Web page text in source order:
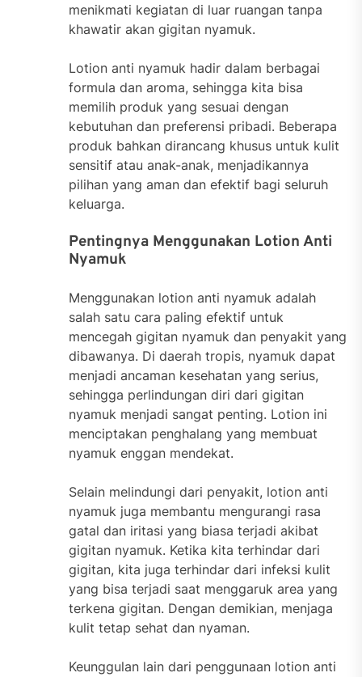
menikmati kegiatan di luar ruangan tanpa
khawatir akan gigitan nyamuk.
Lotion anti nyamuk hadir dalam berbagai
formula dan aroma, sehingga kita bisa
memilih produk yang sesuai dengan
kebutuhan dan preferensi pribadi. Beberapa
produk bahkan dirancang khusus untuk kulit
sensitif atau anak-anak, menjadikannya
pilihan yang aman dan efektif bagi seluruh
keluarga.
Pentingnya Menggunakan Lotion Anti
Nyamuk
Menggunakan lotion anti nyamuk adalah
salah satu cara paling efektif untuk
mencegah gigitan nyamuk dan penyakit yang
dibawanya. Di daerah tropis, nyamuk dapat
menjadi ancaman kesehatan yang serius,
sehingga perlindungan diri dari gigitan
nyamuk menjadi sangat penting. Lotion ini
menciptakan penghalang yang membuat
nyamuk enggan mendekat.
Selain melindungi dari penyakit, lotion anti
nyamuk juga membantu mengurangi rasa
gatal dan iritasi yang biasa terjadi akibat
gigitan nyamuk. Ketika kita terhindar dari
gigitan, kita juga terhindar dari infeksi kulit
yang bisa terjadi saat menggaruk area yang
terkena gigitan. Dengan demikian, menjaga
kulit tetap sehat dan nyaman.
Keunggulan lain dari penggunaan lotion anti